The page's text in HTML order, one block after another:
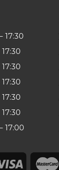
17:30
17:00